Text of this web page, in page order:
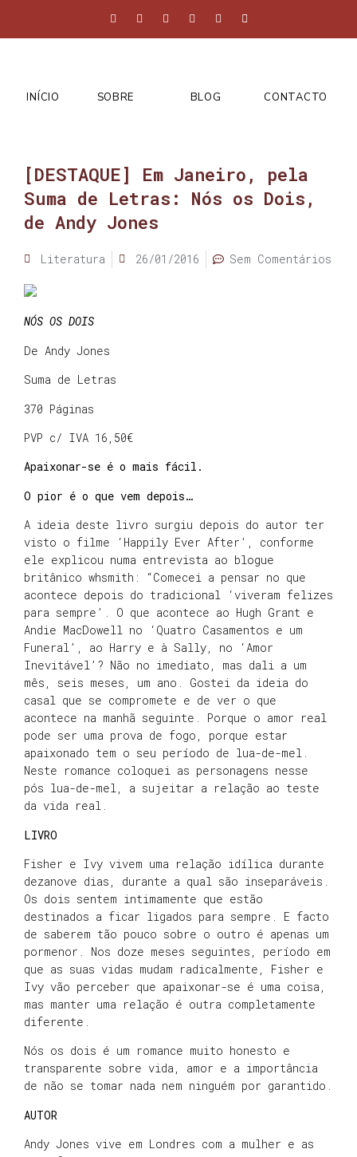
INÍCIO SOBRE BLOG CONTACTO
[DESTAQUE] Em Janeiro, pela
Suma de Letras: Nós os Dois,
de Andy Jones
Literatura 26/01/2016 Sem Comentários
NÓS OS DOIS
De Andy Jones
Suma de Letras
370 Páginas
PVP c/ IVA 16,50€
Apaixonar-se é o mais fácil.
O pior é o que vem depois…
A ideia deste livro surgiu depois do autor ter
visto o filme ‘Happily Ever After’, conforme
ele explicou numa entrevista ao blogue
britânico whsmith: “Comecei a pensar no que
acontece depois do tradicional ‘viveram felizes
para sempre’. O que acontece ao Hugh Grant e
Andie MacDowell no ‘Quatro Casamentos e um
Funeral’, ao Harry e à Sally, no ‘Amor
Inevitável’? Não no imediato, mas dali a um
mês, seis meses, um ano. Gostei da ideia do
casal que se compromete e de ver o que
acontece na manhã seguinte. Porque o amor real
pode ser uma prova de fogo, porque estar
apaixonado tem o seu período de lua-de-mel.
Neste romance coloquei as personagens nesse
pós lua-de-mel, a sujeitar a relação ao teste
da vida real.
LIVRO
Fisher e Ivy vivem uma relação idílica durante
dezanove dias, durante a qual são inseparáveis.
Os dois sentem intimamente que estão
destinados a ficar ligados para sempre. E facto
de saberem tão pouco sobre o outro é apenas um
pormenor. Nos doze meses seguintes, período em
que as suas vidas mudam radicalmente, Fisher e
Ivy vão perceber que apaixonar-se é uma coisa,
mas manter uma relação é outra completamente
diferente.
Nós os dois é um romance muito honesto e
transparente sobre vida, amor e a importância
de não se tomar nada nem ninguém por garantido.
AUTOR
Andy Jones vive em Londres com a mulher e as